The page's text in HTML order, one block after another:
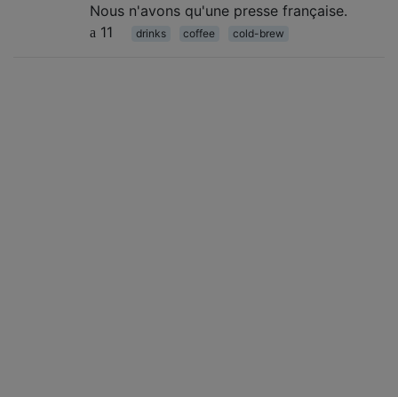
Nous n'avons qu'une presse française.
11
drinks coffee cold-brew